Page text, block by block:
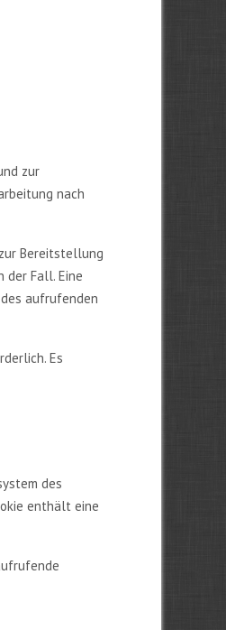
zur
nach
Bereitstellung
der Fall. Eine
aufrufenden
Es
des
enthält eine